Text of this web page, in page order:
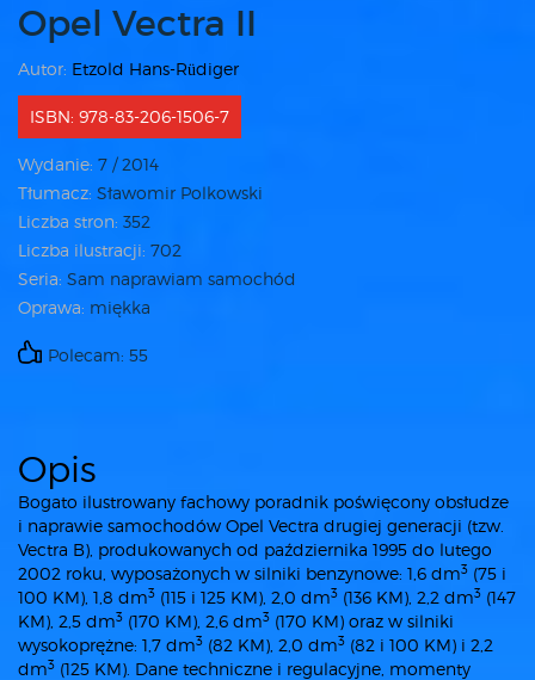
Opel Vectra II
Autor: Etzold Hans-Rüdiger
ISBN: 978-83-206-1506-7
Wydanie: 7 / 2014
Tłumacz: Sławomir Polkowski
Liczba stron: 352
Liczba ilustracji: 702
Seria: Sam naprawiam samochód
Oprawa: miękka
Polecam: 55
Opis
Bogato ilustrowany fachowy poradnik poświęcony obsłudze
i naprawie samochodów Opel Vectra drugiej generacji (tzw.
Vectra B), produkowanych od października 1995 do lutego
2002 roku, wyposażonych w silniki benzynowe: 1,6 dm3 (75 i
100 KM), 1,8 dm3 (115 i 125 KM), 2,0 dm3 (136 KM), 2,2 dm3 (147
KM), 2,5 dm3 (170 KM), 2,6 dm3 (170 KM) oraz w silniki
wysokoprężne: 1,7 dm3 (82 KM), 2,0 dm3 (82 i 100 KM) i 2,2
dm3 (125 KM). Dane techniczne i regulacyjne, momenty